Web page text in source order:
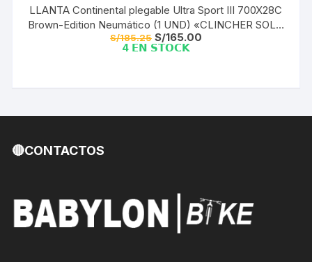
LLANTA Continental plegable Ultra Sport III 700X28C
Brown-Edition Neumático (1 UND) «CLINCHER SOLO
CAMARA»
S/185.25 El
precio
S/165.00El
4 𝗘𝗡 𝗦𝗧𝗢𝗖𝗞
🔴CONTACTOS